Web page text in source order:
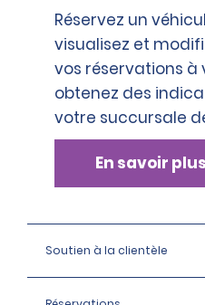
Réservez un
visualisez et
vos réservations à
obtenez des
votre succursale
En savoir plus
Soutien à la clientèle